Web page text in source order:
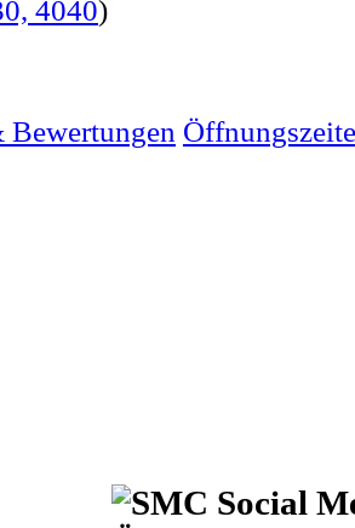
4040)